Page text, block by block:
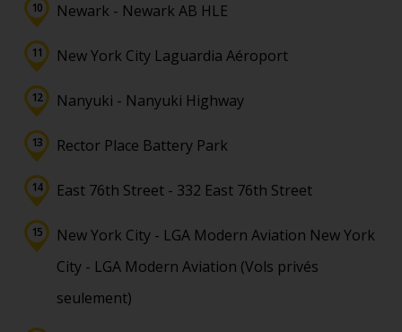
Newark - Newark AB HLE
New York City Laguardia Aéroport
Nanyuki - Nanyuki Highway
Rector Place Battery Park
East 76th Street - 332 East 76th Street
New York City - LGA Modern Aviation New York
City - LGA Modern Aviation (Vols privés
seulement)